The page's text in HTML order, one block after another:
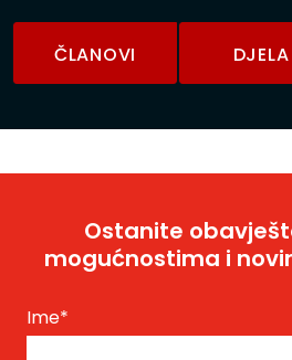
ČLANOVI DJELA
Ostanite
mogućnostima i
Ime*